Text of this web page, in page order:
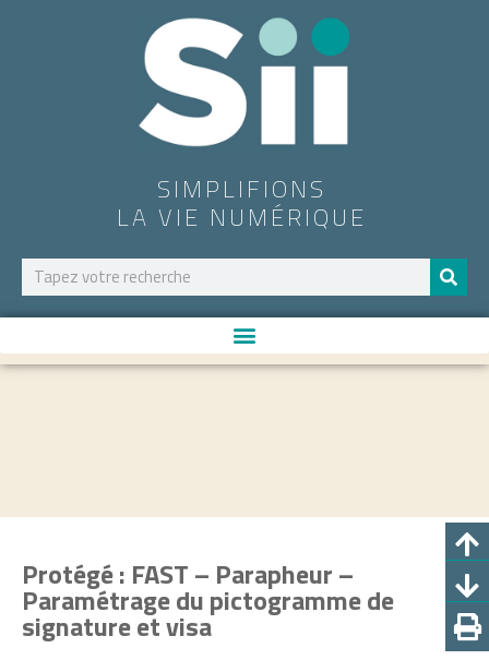
SIMPLIFIONS
LA VIE NUMÉRIQUE
Protégé : FAST – Parapheur –
Paramétrage du pictogramme de
signature et visa